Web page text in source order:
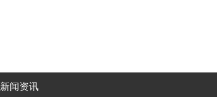
新闻资讯